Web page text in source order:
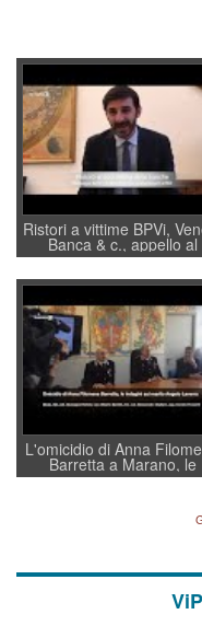
Ristori a vittime BPVi,
Banca & c., appello al
sottosegretario Alessio
Villarosa: per mettere
convochi con Di Maio
a supporto della cabina
regia al Mef
L'omicidio di Anna
Barretta a Marano, le
indagini dei carabinieri
Lavarra: più avvincenti di
quelle di... Barbara